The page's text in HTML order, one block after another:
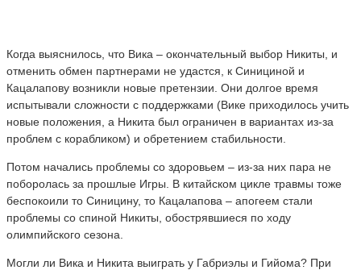
Когда выяснилось, что Вика – окончательный выбор Никиты, и
отменить обмен партнерами не удастся, к Синициной и
Кацалапову возникли новые претензии. Они долгое время
испытывали сложности с поддержками (Вике приходилось учить
новые положения, а Никита был ограничен в вариантах из-за
проблем с корабликом) и обретением стабильности.
Потом начались проблемы со здоровьем – из-за них пара не
поборолась за прошлые Игры. В китайском цикле травмы тоже
беспокоили то Синицину, то Кацалапова – апогеем стали
проблемы со спиной Никиты, обострявшиеся по ходу
олимпийского сезона.
Могли ли Вика и Никита выиграть у Габриэлы и Гийома? При